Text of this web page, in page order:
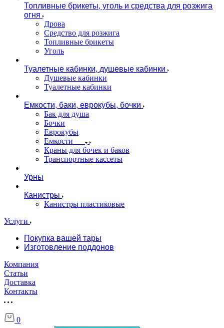
Топливные брикеты, уголь и средства для розжига
огня
Дрова
Средство для розжига
Топливные брикеты
Уголь
Туалетные кабинки, душевые кабинки
Душевые кабинки
Туалетные кабинки
Емкости, баки, еврокубы, бочки
Бак для душа
Бочки
Еврокубы
Емкости
Краны для бочек и баков
Транспортные кассеты
Урны
Канистры
Канистры пластиковые
Услуги
Покупка вашей тары
Изготовление поддонов
Компания
Статьи
Доставка
Контакты
0